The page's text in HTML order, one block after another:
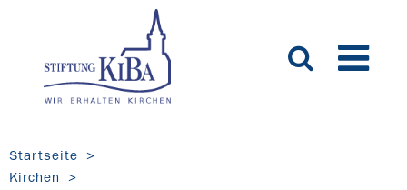
Startseite
Kirchen